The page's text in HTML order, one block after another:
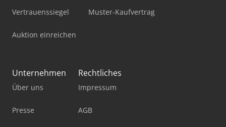
Vertrauenssiegel
Auktion einreichen
Muster-Kaufvertrag
Unternehmen
Über uns
Presse
Rechtliches
Impressum
AGB